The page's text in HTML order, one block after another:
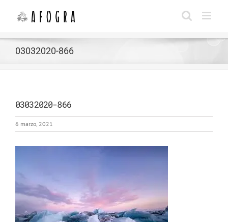
contenido
03032020-866
03032020-866
6 marzo, 2021